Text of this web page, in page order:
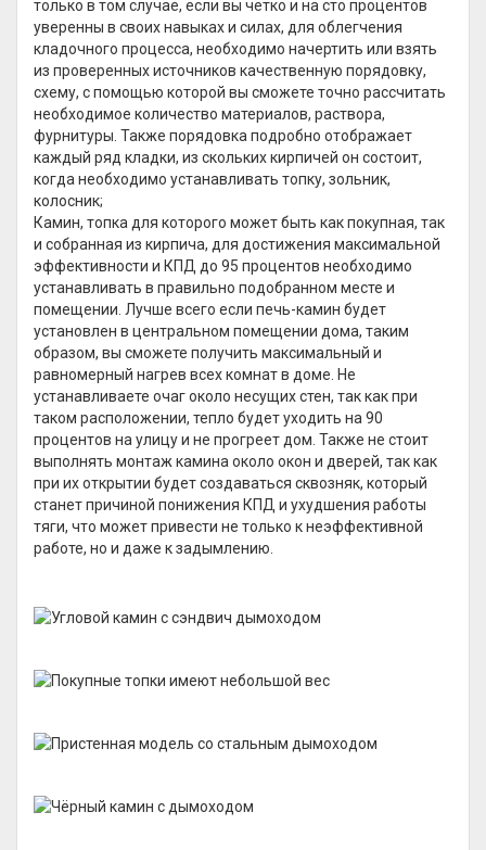
только в том случае, если вы чётко и на сто процентов
уверенны в своих навыках и силах, для облегчения
кладочного процесса, необходимо начертить или взять
из проверенных источников качественную порядовку,
схему, с помощью которой вы сможете точно рассчитать
необходимое количество материалов, раствора,
фурнитуры. Также порядовка подробно отображает
каждый ряд кладки, из скольких кирпичей он состоит,
когда необходимо устанавливать топку, зольник,
колосник;
Камин, топка для которого может быть как покупная, так
и собранная из кирпича, для достижения максимальной
эффективности и КПД до 95 процентов необходимо
устанавливать в правильно подобранном месте и
помещении. Лучше всего если печь-камин будет
установлен в центральном помещении дома, таким
образом, вы сможете получить максимальный и
равномерный нагрев всех комнат в доме. Не
устанавливаете очаг около несущих стен, так как при
таком расположении, тепло будет уходить на 90
процентов на улицу и не прогреет дом. Также не стоит
выполнять монтаж камина около окон и дверей, так как
при их открытии будет создаваться сквозняк, который
станет причиной понижения КПД и ухудшения работы
тяги, что может привести не только к неэффективной
работе, но и даже к задымлению.